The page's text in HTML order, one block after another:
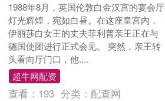
1988年8月，英国伦敦白金汉宫的宴会厅
灯光辉煌，宛如白昼。在这座皇宫内，
伊丽莎白女王的丈夫菲利普亲王正在与
德国使团进行正式会见。 突然，亲王转
头看向厅门口，他....
超牛网配资
查看： 193 分类： 配查网